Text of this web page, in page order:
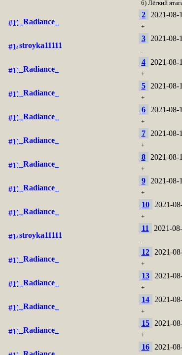
6) Лёгкий
_Radiance_
2 2021-08-
+
stroyka11111
3 2021-08-
.
_Radiance_
4 2021-08-
+
_Radiance_
5 2021-08-
+
_Radiance_
6 2021-08-
+
_Radiance_
7 2021-08-
+
_Radiance_
8 2021-08-
+
_Radiance_
9 2021-08-
+
_Radiance_
10 2021-
+
stroyka11111
11 2021-
.
_Radiance_
12 2021-
+
_Radiance_
13 2021-
+
_Radiance_
14 2021-
+
_Radiance_
15 2021-
+
16 2021-